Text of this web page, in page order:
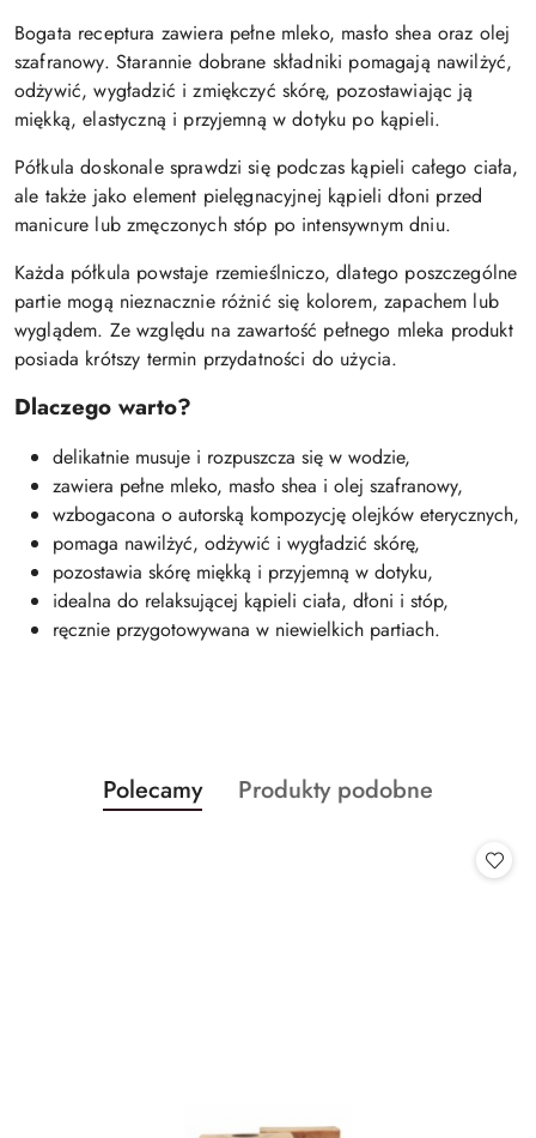
Bogata receptura zawiera pełne mleko, masło shea oraz olej
szafranowy. Starannie dobrane składniki pomagają nawilżyć,
odżywić, wygładzić i zmiękczyć skórę, pozostawiając ją
miękką, elastyczną i przyjemną w dotyku po kąpieli.
Półkula doskonale sprawdzi się podczas kąpieli całego ciała,
ale także jako element pielęgnacyjnej kąpieli dłoni przed
manicure lub zmęczonych stóp po intensywnym dniu.
Każda półkula powstaje rzemieślniczo, dlatego poszczególne
partie mogą nieznacznie różnić się kolorem, zapachem lub
wyglądem. Ze względu na zawartość pełnego mleka produkt
posiada krótszy termin przydatności do użycia.
Dlaczego warto?
delikatnie musuje i rozpuszcza się w wodzie,
zawiera pełne mleko, masło shea i olej szafranowy,
wzbogacona o autorską kompozycję olejków eterycznych,
pomaga nawilżyć, odżywić i wygładzić skórę,
pozostawia skórę miękką i przyjemną w dotyku,
idealna do relaksującej kąpieli ciała, dłoni i stóp,
ręcznie przygotowywana w niewielkich partiach.
Pomiń karuzelę produktów
Produkty
o
Polecamy
Produkty
Produkty podobne